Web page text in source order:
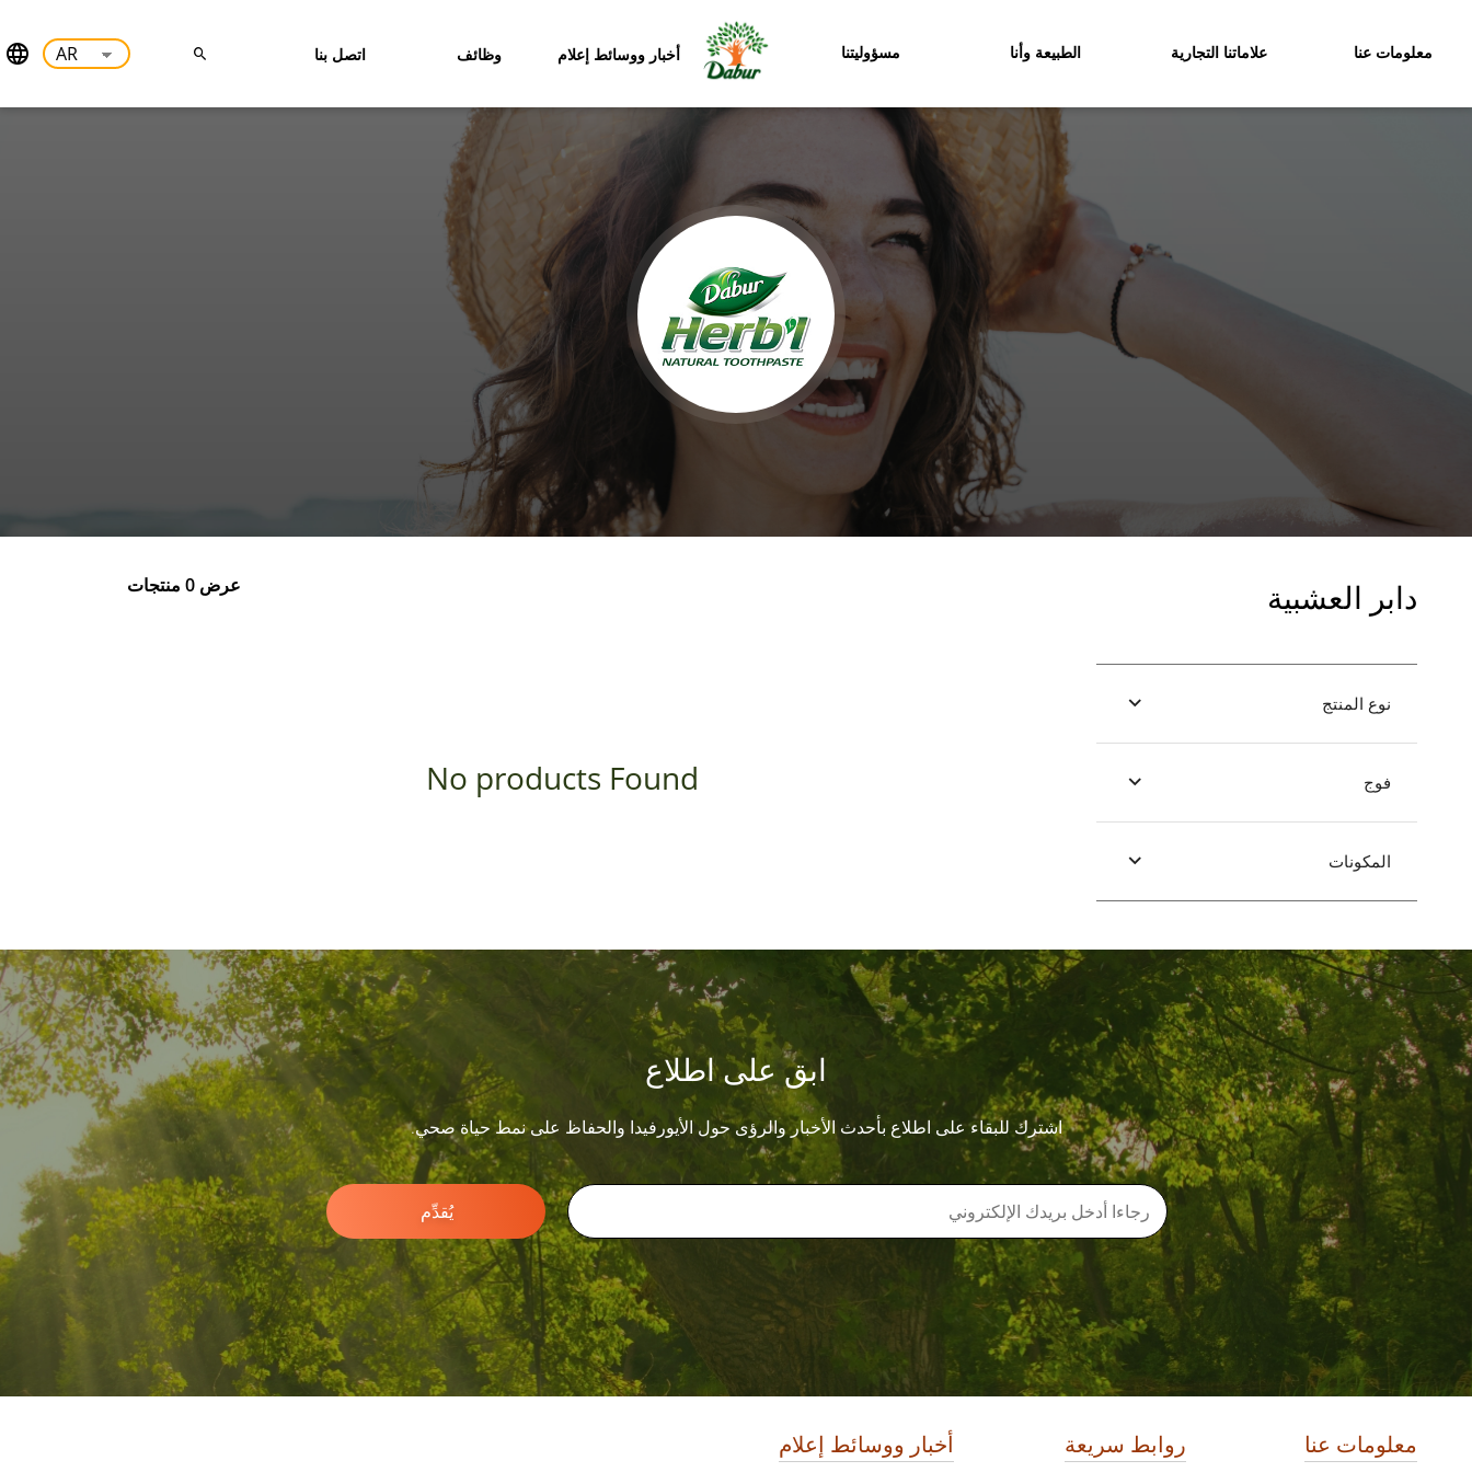
معلومات عنا علاماتنا التجارية الطبيعة وأنا مسؤوليتنا أخبار ووسائط إعلام وظائف اتصل بنا
دابر العشبية
نوع المنتج
فوج
المكونات
عرض 0 منتجات
No products Found
ابق على اطلاع
اشترك للبقاء على اطلاع بأحدث الأخبار والرؤى حول الأيورفيدا والحفاظ على نمط حياة صحي.
يُقدِّم
معلومات عنا روابط سريعة أخبار ووسائط إعلام